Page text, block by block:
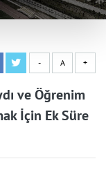
- A +
ve Öğrenim
İçin Ek Süre